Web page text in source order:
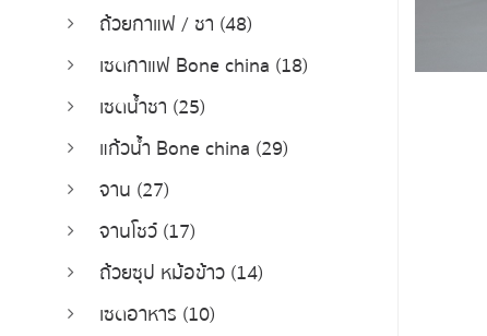
ถ้วยกาแฟ / ชา (48)
เซตกาแฟ Bone china (18)
เซตน้ำชา (25)
แก้วน้ำ Bone china (29)
จาน (27)
จานโชว์ (17)
ถ้วยซุป หม้อข้าว (14)
เซตอาหาร (10)